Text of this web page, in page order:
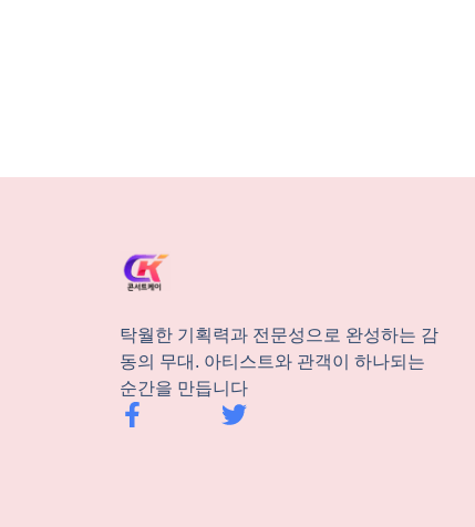
탁월한 기획력과 전문성으로 완성하는 감
동의 무대. 아티스트와 관객이 하나되는
순간을 만듭니다
F
a
T